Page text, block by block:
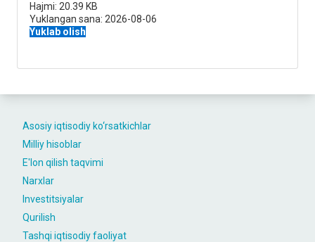
Asosiy iqtisodiy ko‘rsatkichlar
Milliy hisoblar
E'lon qilish taqvimi
Narxlar
Investitsiyalar
Qurilish
Tashqi iqtisodiy faoliyat
Hajmi: 20.39 KB
Yuklangan sana: 2026-08-06
Yuklab olish